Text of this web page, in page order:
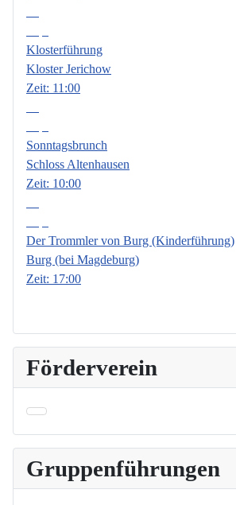
Klosterführung
Kloster Jerichow
Zeit: 11:00
Sonntagsbrunch
Schloss Altenhausen
Zeit: 10:00
Der Trommler von Burg (Kinderführung)
Burg (bei Magdeburg)
Zeit: 17:00
Förderverein
Gruppenführungen